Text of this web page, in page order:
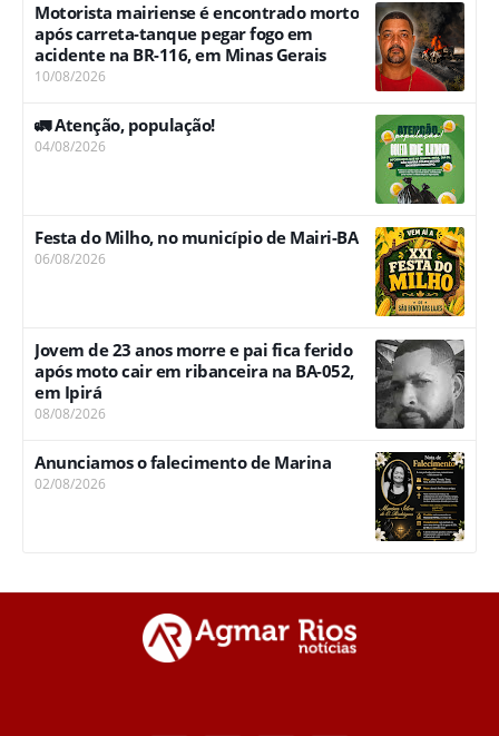
Motorista mairiense é encontrado morto
após carreta-tanque pegar fogo em
acidente na BR-116, em Minas Gerais
10/08/2026
🚛 Atenção, população!
04/08/2026
Festa do Milho, no município de Mairi-BA
06/08/2026
Jovem de 23 anos morre e pai fica ferido
após moto cair em ribanceira na BA-052,
em Ipirá
08/08/2026
Anunciamos o falecimento de Marina
02/08/2026